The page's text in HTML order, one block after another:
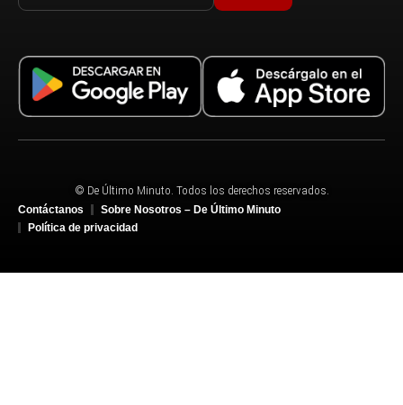
© De Último Minuto. Todos los derechos reservados.
Contáctanos
Sobre Nosotros – De Último Minuto
Política de privacidad